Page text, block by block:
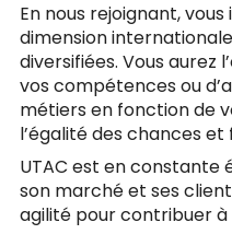
En nous rejoignant,
dimension
diversifiées. Vous aurez
vos compétences ou
métiers en fonction de
l’égalité des chances et
UTAC est en constante
son marché et ses
agilité pour contribuer à